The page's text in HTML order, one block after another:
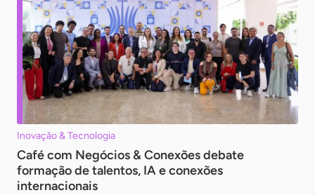
Inovação & Tecnologia
Café com Negócios & Conexões debate
formação de talentos, IA e conexões
internacionais